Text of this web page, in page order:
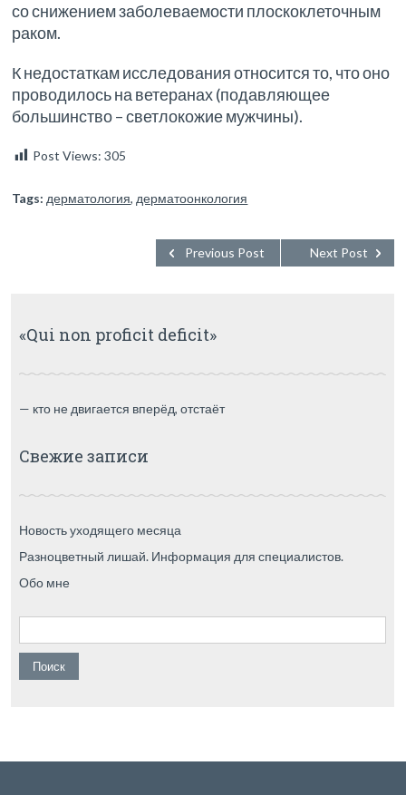
со снижением заболеваемости плоскоклеточным
раком.
К недостаткам исследования относится то, что оно
проводилось на ветеранах (подавляющее
большинство – светлокожие мужчины).
Post Views: 305
Tags: дерматология, дерматоонкология
Next Post
Previous Post
«Qui non proficit deficit»
— кто не двигается вперёд, отстаёт
Свежие записи
Новость уходящего месяца
Разноцветный лишай. Информация для специалистов.
Обо мне
Найти: